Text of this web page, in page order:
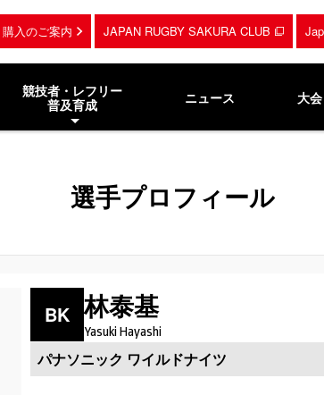
入のご案内 JAPAN RUGBY SAKURA CLUB
競技者・レフリー
普及育成
ニュース 大
選手プロフィール
BK 林泰基
Yasuki Hayashi
パナソニック ワイルドナイツ